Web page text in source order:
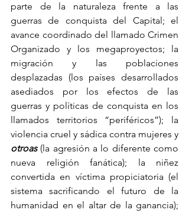
parte de la naturaleza frente a las
guerras de conquista del Capital; el
avance coordinado del llamado Crimen
Organizado y los megaproyectos; la
migración y las poblaciones
desplazadas (los países desarrollados
asediados por los efectos de las
guerras y políticas de conquista en los
llamados territorios “periféricos”); la
otroas (la agresión a lo diferente como
nueva religión fanática); la niñez
convertida en víctima propiciatoria (el
sistema sacrificando el futuro de la
humanidad en el altar de la ganancia);